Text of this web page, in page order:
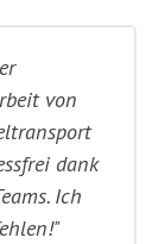
von
dank
Ich